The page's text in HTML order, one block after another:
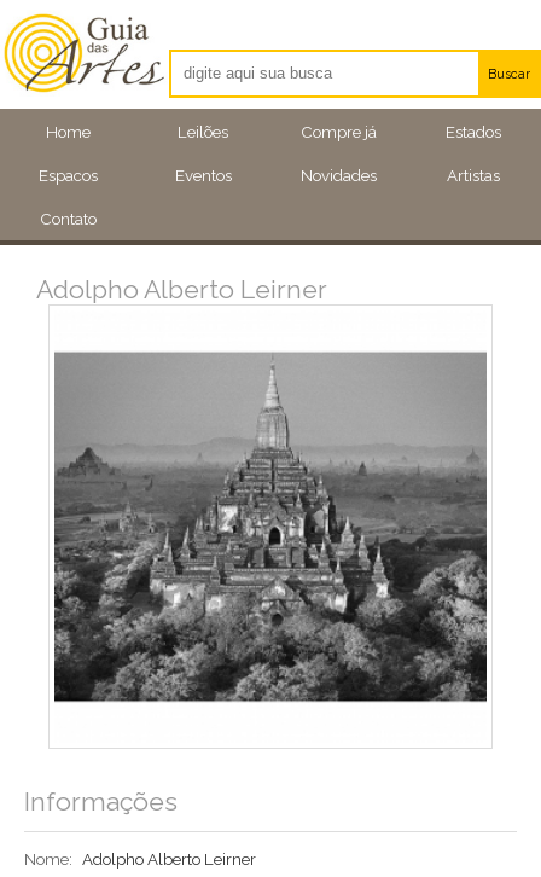
Home Leilões Compre já Estados
Espacos Eventos Novidades Artistas
Contato
Buscar
Artistas
Eventos
Adolpho Alberto Leirner
Informações
Nome: Adolpho Alberto Leirner